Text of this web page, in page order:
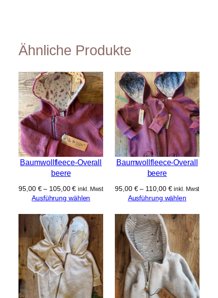
h
ft
e
n
Ähnliche Produkte
Baumwollfleece-Overall
beere
95,00 €– 105,00€ inkl. Mwst
Ausführung wählen
Baumwollfleece-Overall
beere
95,00 €– 110,00 € inkl. Mwst
Ausführung wählen